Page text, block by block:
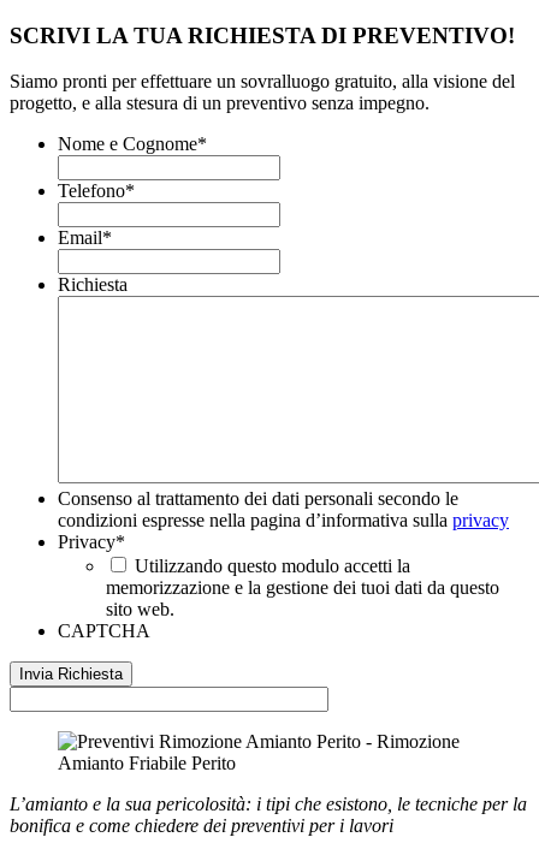
SCRIVI LA TUA RICHIESTA DI PREVENTIVO!
Siamo pronti per effettuare un sovralluogo gratuito, alla visione del
progetto, e alla stesura di un preventivo senza impegno.
Nome e Cognome*
Telefono*
Email*
Richiesta
Consenso al trattamento dei dati personali secondo le
condizioni espresse nella pagina d’informativa sulla privacy
Privacy*
Utilizzando questo modulo accetti la
memorizzazione e la gestione dei tuoi dati da questo
sito web.
CAPTCHA
L’amianto e la sua pericolosità: i tipi che esistono, le tecniche per la
bonifica e come chiedere dei preventivi per i lavori